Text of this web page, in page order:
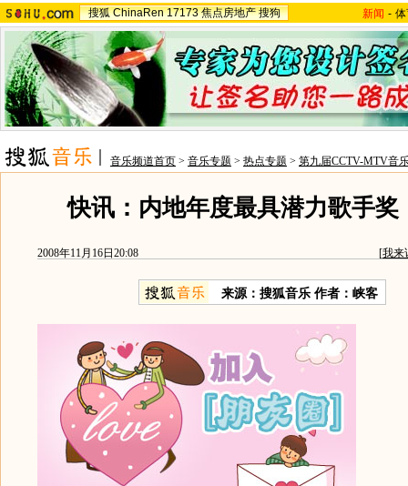
搜狐 ChinaRen 17173 焦点房地产 搜狗 新闻 -
音乐频道首页 > 音乐专题 > 热点专题 > 第九届CCTV-MTV音
快讯：内地年度最具潜力歌手奖
2008年11月16日20:08 [我来
来源：搜狐音乐 作者：峡客